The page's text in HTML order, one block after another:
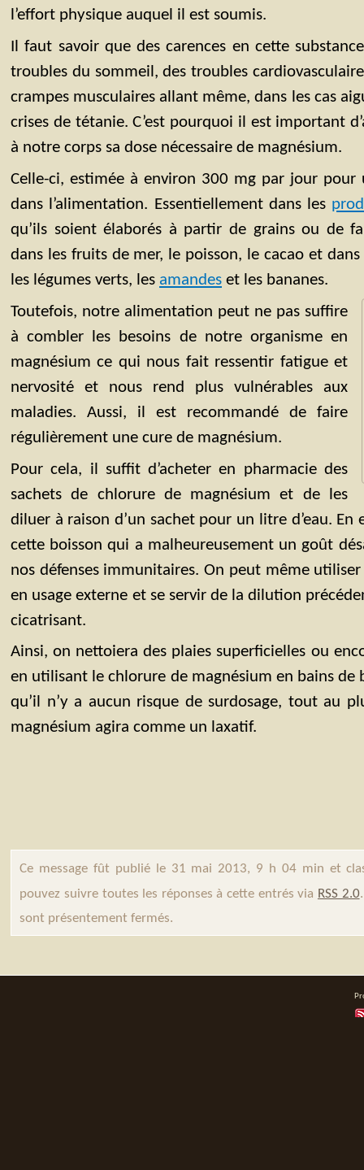
l’effort physique auquel il est soumis.
Il faut savoir que des carences en cette
troubles du sommeil, des troubles
crampes musculaires allant même, dans les cas
crises de tétanie. C’est pourquoi il est important
à notre corps sa dose nécessaire de magnésium.
Celle-ci, estimée à environ 300 mg par jour
dans l’alimentation. Essentiellement dans les
qu’ils soient élaborés à partir de grains ou de
dans les fruits de mer, le poisson, le cacao et
les légumes verts, les amandes et les bananes.
Toutefois, notre alimentation peut ne pas suffire
à combler les besoins de notre organisme en
magnésium ce qui nous fait ressentir fatigue et
nervosité et nous rend plus vulnérables aux
maladies. Aussi, il est recommandé de faire
régulièrement une cure de magnésium.
Pour cela, il suffit d’acheter en pharmacie des
sachets de chlorure de magnésium et de les
diluer à raison d’un sachet pour un litre d’eau.
cette boisson qui a malheureusement un goût
nos défenses immunitaires. On peut même
en usage externe et se servir de la dilution
cicatrisant.
Ainsi, on nettoiera des plaies superficielles ou
en utilisant le chlorure de magnésium en bains de
qu’il n’y a aucun risque de surdosage, tout au
magnésium agira comme un laxatif.
Ce message fût publié le 31 mai 2013, 9 h 04 min et
pouvez suivre toutes les réponses à cette entrés via RSS 2.0
sont présentement fermés.